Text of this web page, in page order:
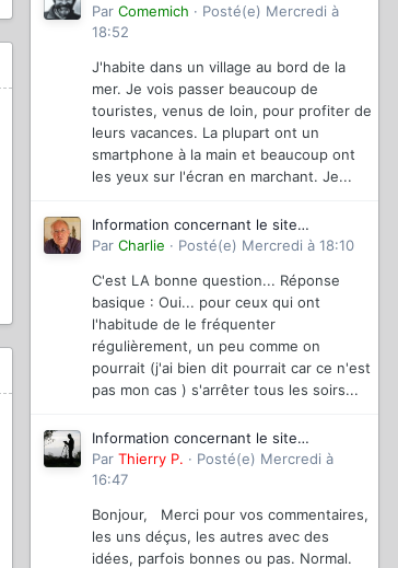
magazinevideo
Par Comemich · Posté(e) Mercredi à
18:52
J'habite dans un village au bord de la
mer. Je vois passer beaucoup de
touristes, venus de loin, pour profiter de
leurs vacances. La plupart ont un
smartphone à la main et beaucoup ont
les yeux sur l'écran en marchant. Je...
Information concernant le site
magazinevideo
Par Charlie · Posté(e) Mercredi à 18:10
C'est LA bonne question... Réponse
basique : Oui... pour ceux qui ont
l'habitude de le fréquenter
régulièrement, un peu comme on
pourrait (j'ai bien dit pourrait car ce n'est
pas mon cas ) s'arrêter tous les soirs...
Information concernant le site
magazinevideo
Par Thierry P. · Posté(e) Mercredi à
16:47
Bonjour, Merci pour vos commentaires,
les uns déçus, les autres avec des
idées, parfois bonnes ou pas. Normal.